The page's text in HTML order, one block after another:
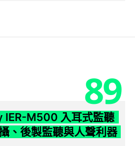
89
IER-M500 入耳式監聽
、後製監聽與人聲利器